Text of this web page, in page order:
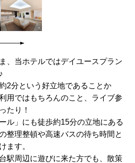
、当ホテルではデイユースプラン
2分という好立地であることか
用ではもちろんのこと、ライブ参
たり！
ル」にも徒歩約15分の立地にある
整理整頓や高速バスの待ち時間と
ます。
駅周辺に遊びに来た方でも、散策